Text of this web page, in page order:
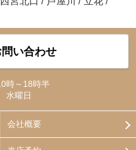
い合わせ
時～18時半
水曜日
会社概要